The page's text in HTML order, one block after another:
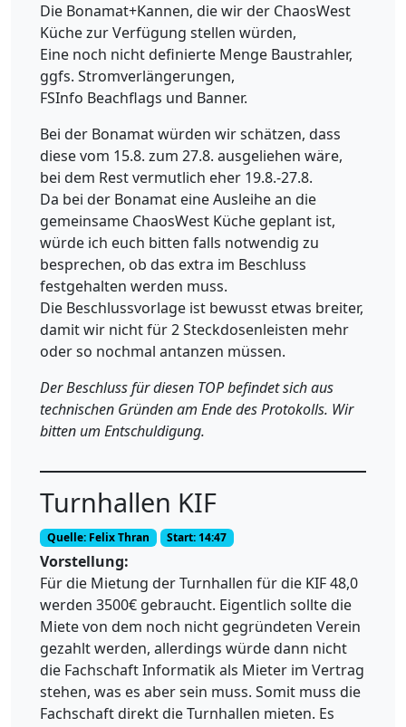
Die Bonamat+Kannen, die wir der ChaosWest
Küche zur Verfügung stellen würden,
Eine noch nicht definierte Menge Baustrahler,
ggfs. Stromverlängerungen,
FSInfo Beachflags und Banner.
Bei der Bonamat würden wir schätzen, dass
diese vom 15.8. zum 27.8. ausgeliehen wäre,
bei dem Rest vermutlich eher 19.8.-27.8.
Da bei der Bonamat eine Ausleihe an die
gemeinsame ChaosWest Küche geplant ist,
würde ich euch bitten falls notwendig zu
besprechen, ob das extra im Beschluss
festgehalten werden muss.
Die Beschlussvorlage ist bewusst etwas breiter,
damit wir nicht für 2 Steckdosenleisten mehr
oder so nochmal antanzen müssen.
Der Beschluss für diesen TOP befindet sich aus
technischen Gründen am Ende des Protokolls. Wir
bitten um Entschuldigung.
Turnhallen KIF
Quelle: Felix Thran Start: 14:47
Vorstellung:
Für die Mietung der Turnhallen für die KIF 48,0
werden 3500€ gebraucht. Eigentlich sollte die
Miete von dem noch nicht gegründeten Verein
gezahlt werden, allerdings würde dann nicht
die Fachschaft Informatik als Mieter im Vertrag
stehen, was es aber sein muss. Somit muss die
Fachschaft direkt die Turnhallen mieten. Es